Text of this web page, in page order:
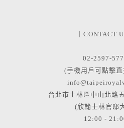
｜CONTACT
02-2597-
(手機用戶可點擊
台北市士林區中山北路
(欣翰士林官邸
12:00 -